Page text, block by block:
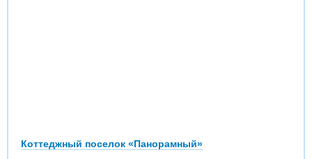
Коттеджный поселок «Панорамный»